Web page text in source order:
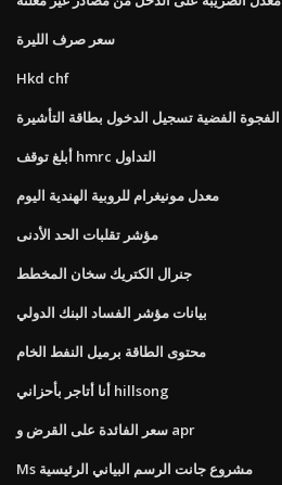
سعر صرف الليرة
Hkd chf
الفجوة الفضية تسجيل الدخول بطاقة التأشيرة
أبلغ توقف hmrc التداول
معدل مونيغرام للروبية الهندية اليوم
مؤشر تقلبات الحد الأدنى
جنرال الكتريك سخان المخطط
بيانات مؤشر الفساد البنك الدولي
محتوى الطاقة برميل النفط الخام
أنا أتاجر بأحزاني hillsong
سعر الفائدة على القرض و apr
Ms مشروع جانت الرسم البياني الرئيسية